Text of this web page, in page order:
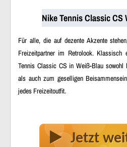
Nike Tennis Classic CS
Für alle, die auf dezente Akzente
Freizeitpartner im Retrolook. Klassisch
Tennis Classic CS in Weiß-Blau sowohl
als auch zum geselligen
jedes Freizeitoutfit.
Jetzt